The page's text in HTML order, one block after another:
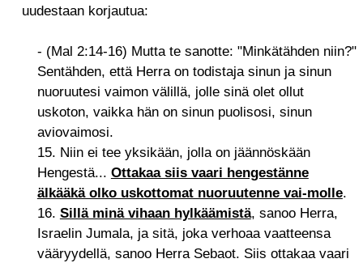
uudestaan korjautua:
- (Mal 2:14-16) Mutta te sanotte: "Minkätähden niin?"
Sentähden, että Herra on todistaja sinun ja sinun
nuoruutesi vaimon välillä, jolle sinä olet ollut
uskoton, vaikka hän on sinun puolisosi, sinun
aviovaimosi.
15. Niin ei tee yksikään, jolla on jäännöskään
Hengestä... Ottakaa siis vaari hengestänne
älkääkä olko uskottomat nuoruutenne vai-molle.
16. Sillä minä vihaan hylkäämistä, sanoo Herra,
Israelin Jumala, ja sitä, joka verhoaa vaatteensa
vääryydellä, sanoo Herra Sebaot. Siis ottakaa vaari